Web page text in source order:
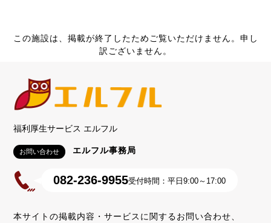
この施設は、掲載が終了したためご覧いただけません。申し
訳ございません。
福利厚生サービス エルフル
お問い合わせ エルフル事務局
082-236-9955受付時間：平日9:00～17:00
本サイトの掲載内容・サービスに関するお問い合わせ、